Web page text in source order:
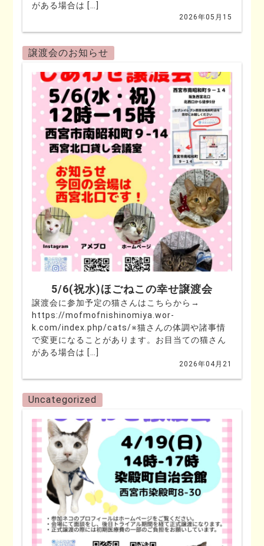
がある場合は […]
2026年05月15
譲渡会のお知らせ
5/6(祝水)ほごねこの幸せ譲渡会
譲渡会に参加予定の猫さんはこちらから→
https://mofmofnishinomiya.wor-
k.com/index.php/cats/※猫さんの体調や諸事情
で変更になることがあります。お目当ての猫さん
がある場合は […]
2026年04月21
Uncategorized